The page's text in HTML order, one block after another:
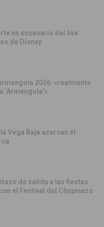
en escenario del live
de Disney
2026: «realmente
‘Armengola'»
Vega Baja acercan el
de salida a las fiestas
el Festival del Chupinazo